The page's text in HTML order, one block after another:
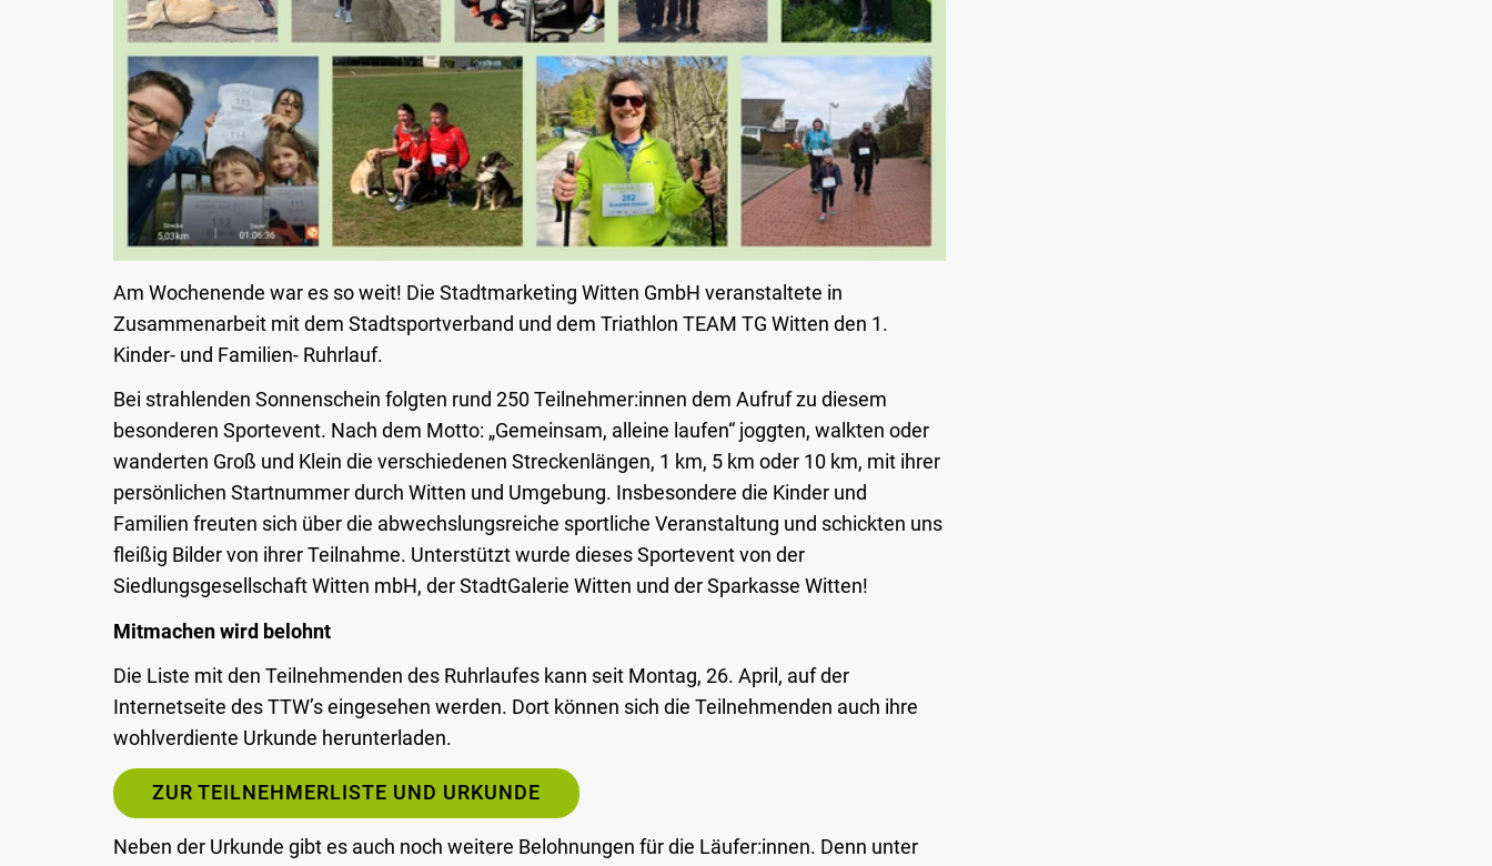
Am Wochenende war es so weit! Die Stadtmarketing Witten GmbH veranstaltete in
Zusammenarbeit mit dem Stadtsportverband und dem Triathlon TEAM TG Witten den 1.
Kinder- und Familien- Ruhrlauf.
Bei strahlenden Sonnenschein folgten rund 250 Teilnehmer:innen dem Aufruf zu diesem
besonderen Sportevent. Nach dem Motto: „Gemeinsam, alleine laufen“ joggten, walkten oder
wanderten Groß und Klein die verschiedenen Streckenlängen, 1 km, 5 km oder 10 km, mit ihrer
persönlichen Startnummer durch Witten und Umgebung. Insbesondere die Kinder und
Familien freuten sich über die abwechslungsreiche sportliche Veranstaltung und schickten uns
fleißig Bilder von ihrer Teilnahme. Unterstützt wurde dieses Sportevent von der
Siedlungsgesellschaft Witten mbH, der StadtGalerie Witten und der Sparkasse Witten!
Mitmachen wird belohnt
Die Liste mit den Teilnehmenden des Ruhrlaufes kann seit Montag, 26. April, auf der
Internetseite des TTW’s eingesehen werden. Dort können sich die Teilnehmenden auch ihre
wohlverdiente Urkunde herunterladen.
ZUR TEILNEHMERLISTE UND URKUNDE
Neben der Urkunde gibt es auch noch weitere Belohnungen für die Läufer:innen. Denn unter